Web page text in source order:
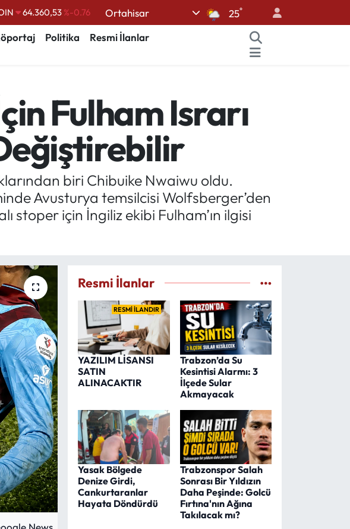
DOLAR 47,7143%0.16
55,0317%-0.02
BİST100
13.799
%70
64.360,53%-0.76
Ortahisar 25°
Politika
Resmi İlanlar
Fulham Israrı
biri Chibuike Nwaiwu oldu.
Avusturya temsilcisi Wolfsberger’den
stoper için İngiliz ekibi Fulham’ın ilgisi
Resmi İlanlar
RESMİ İLANDIR
YAZILIM LİSANSI
SATIN
ALINACAKTIR
Trabzon’da Su
Kesintisi Alarmı: 3
İlçede Sular
Akmayacak
Yasak Bölgede
Denize Girdi,
Cankurtaranlar
Hayata Döndürdü
Trabzonspor Salah
Sonrası Bir Yıldızın
Daha Peşinde: Golcü
Fırtına'nın Ağına
Takılacak mı?